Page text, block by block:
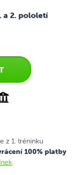
a 2. pololetí
z 1. tréninku
100% platby
.